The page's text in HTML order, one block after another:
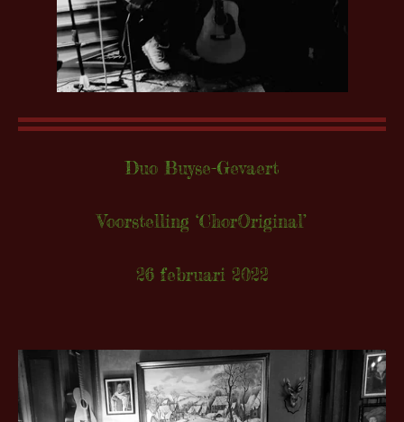
Duo Buyse-Gevaert
Voorstelling ‘ChorOriginal’
26 februari 2022